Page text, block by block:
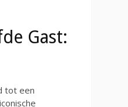
Gast:
tot een